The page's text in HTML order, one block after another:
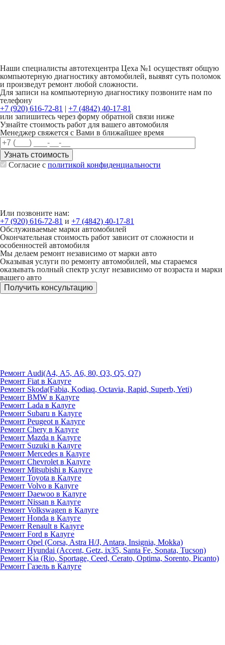
Наши специалисты автотехцентра Цеха №1 осуществят общую
компьютерную диагностику автомобилей, выявят суть поломок
и произведут ремонт любой сложности.
Для записи на компьютерную диагностику позвоните нам по
телефону
+7 (920) 616-72-81 | +7 (4842) 40-17-81
или запишитесь через форму обратной связи ниже
Узнайте стоимость работ для вашего автомобиля
Менеджер свяжется с Вами в ближайшее время
Согласие с политикой конфиденциальности
Или позвоните нам:
+7 (920) 616-72-81 и +7 (4842) 40-17-81
Обслуживаемые марки автомобилей
Окончательная стоимость работ зависит от сложности и
особенностей автомобиля
Мы делаем ремонт независимо от марки авто
Оказывая услуги по ремонту автомобилей, мы стараемся
оказывать полный спектр услуг независимо от возраста и марки
вашего авто
Получить консультацию
Ремонт Audi(А4, A5, А6, 80, Q3, Q5, Q7)
Ремонт Fiat в Калуге
Ремонт Skoda(Fabia, Kodiaq, Octavia, Rapid, Superb, Yeti)
Ремонт BMW в Калуге
Ремонт Lada в Калуге
Ремонт Subaru в Калуге
Ремонт Peugeot в Калуге
Ремонт Chery в Калуге
Ремонт Mazda в Калуге
Ремонт Suzuki в Калуге
Ремонт Mercedes в Калуге
Ремонт Chevrolet в Калуге
Ремонт Mitsubishi в Калуге
Ремонт Toyota в Калуге
Ремонт Volvo в Калуге
Ремонт Daewoo в Калуге
Ремонт Nissan в Калуге
Ремонт Volkswagen в Калуге
Ремонт Honda в Калуге
Ремонт Renault в Калуге
Ремонт Ford в Калуге
Ремонт Opel (Corsa, Astra H/J, Antara, Insignia, Mokka)
Ремонт Hyundai (Accent, Getz, ix35, Santa Fe, Sonata, Tucson)
Ремонт Kia (Rio, Sportage, Ceed, Cerato, Optima, Sorento, Picanto)
Ремонт Газель в Калуге